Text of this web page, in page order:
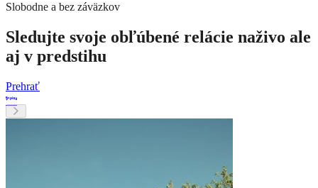
Slobodne a bez záväzkov
Sledujte svoje obľúbené relácie naživo ale
aj v predstihu
Prehrať